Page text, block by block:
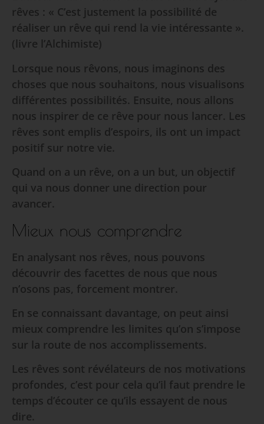
rêves : « C’est justement la possibilité de
réaliser un rêve qui rend la vie intéressante ».
(livre l’Alchimiste)
Lorsque nous rêvons, nous imaginons des
choses que nous souhaitons, nous visualisons
différentes possibilités. Ensuite, nous allons
nous inspirer de ce rêve pour nous lancer. Les
rêves sont emplis d’espoirs, ils ont un impact
positif sur notre vie.
Quand on a un rêve, on a un but, un objectif
qui va nous donner une direction pour
avancer.
Mieux nous comprendre
En analysant nos rêves, nous pouvons
découvrir des facettes de nous que nous
n’osons pas, forcement montrer.
En se connaissant davantage, on peut ainsi
mieux comprendre les limites qu’on s’impose
sur la route de nos accomplissements.
Les rêves sont révélateurs de nos motivations
profondes, c’est pour cela qu’il faut prendre le
temps d’écouter ce qu’ils essayent de nous
dire.